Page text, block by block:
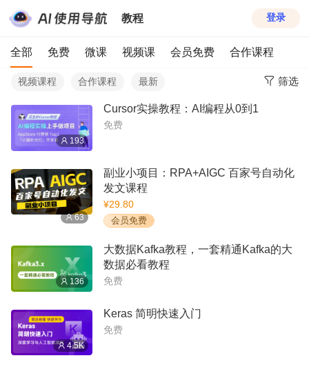
教程 登录
全部 免费 微课 视频课 会员免费 合作课程
视频课程 合作课程 最新 筛选
193
Cursor实操教程：AI编程从0到1
免费
63
副业小项目：RPA+AIGC 百家号自动化
发文课程
¥29.80
会员免费
136
大数据Kafka教程，一套精通Kafka的大
数据必看教程
免费
4.5K
Keras 简明快速入门
免费